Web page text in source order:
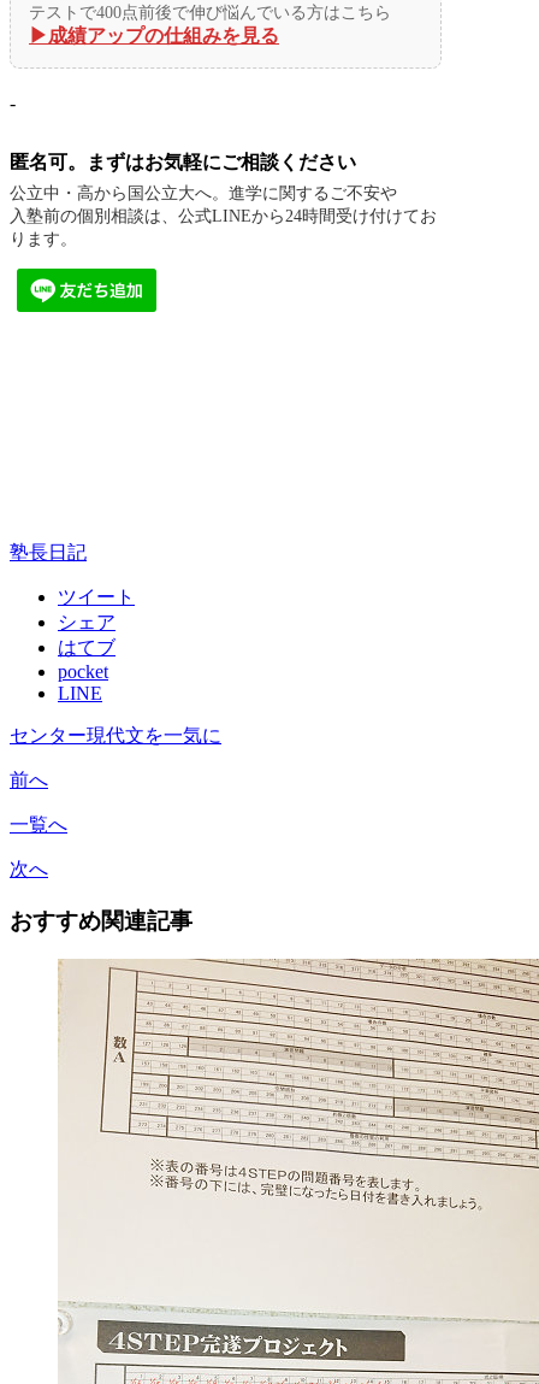
テストで400点前後で伸び悩んでいる方はこちら
▶︎成績アップの仕組みを見る
-
匿名可。まずはお気軽にご相談ください
公立中・高から国公立大へ。進学に関するご不安や
入塾前の個別相談は、公式LINEから24時間受け付けてお
ります。
塾長日記
ツイート
シェア
はてブ
pocket
LINE
センター現代文を一気に
前へ
一覧へ
次へ
おすすめ関連記事